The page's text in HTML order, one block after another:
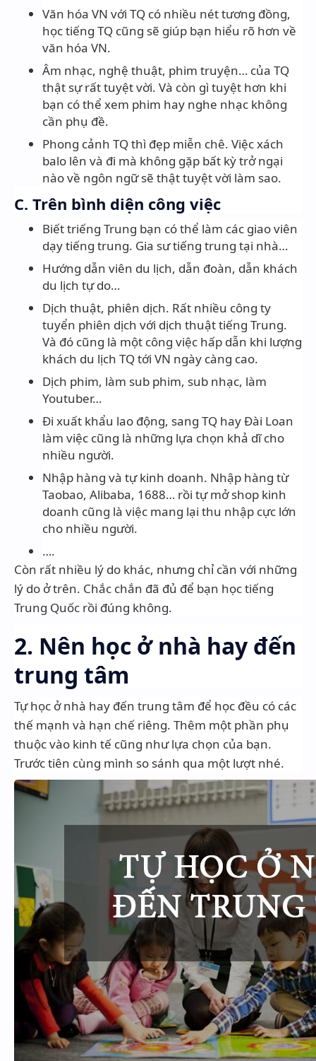
Văn hóa VN với TQ có nhiều nét tương đồng,
học tiếng TQ cũng sẽ giúp bạn hiểu rõ hơn về
văn hóa VN.
Âm nhạc, nghệ thuật, phim truyện… của TQ
thật sự rất tuyệt vời. Và còn gì tuyệt hơn khi
bạn có thể xem phim hay nghe nhạc không
cần phụ đề.
Phong cảnh TQ thì đẹp miễn chê. Việc xách
balo lên và đi mà không gặp bất kỳ trở ngại
nào về ngôn ngữ sẽ thật tuyệt vời làm sao.
C. Trên bình diện công việc
Biết triếng Trung bạn có thể làm các giao viên
dạy tiếng trung. Gia sư tiếng trung tại nhà…
Hướng dẫn viên du lịch, dẫn đoàn, dẫn khách
du lịch tự do…
Dịch thuật, phiên dịch. Rất nhiều công ty
tuyển phiên dịch với dịch thuật tiếng Trung.
Và đó cũng là một công việc hấp dẫn khi lượng
khách du lịch TQ tới VN ngày càng cao.
Dịch phim, làm sub phim, sub nhạc, làm
Youtuber…
Đi xuất khẩu lao động, sang TQ hay Đài Loan
làm việc cũng là những lựa chọn khả dĩ cho
nhiều người.
Nhập hàng và tự kinh doanh. Nhập hàng từ
Taobao, Alibaba, 1688… rồi tự mở shop kinh
doanh cũng là việc mang lại thu nhập cực lớn
cho nhiều người.
….
Còn rất nhiều lý do khác, nhưng chỉ cần với những
lý do ở trên. Chắc chắn đã đủ để bạn học tiếng
Trung Quốc rồi đúng không.
2. Nên học ở nhà hay đến
trung tâm
Tự học ở nhà hay đến trung tâm để học đều có các
thế mạnh và hạn chế riêng. Thêm một phần phụ
thuộc vào kinh tế cũng như lựa chọn của bạn.
Trước tiên cùng mình so sánh qua một lượt nhé.